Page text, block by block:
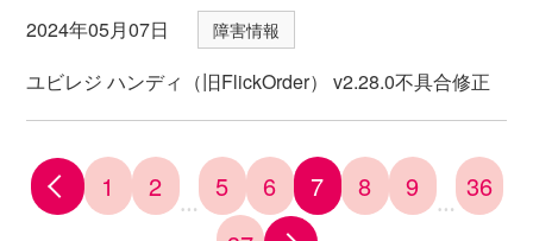
2024年05月07日 障害情報
ユビレジ ハンディ（旧FlickOrder） v2.28.0不具合修正
1 2 … 5 6 7 8 9 … 36